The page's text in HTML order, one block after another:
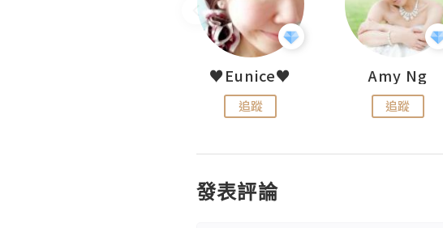
♥Eunice♥
追蹤
Amy Ng
追蹤
發表評論